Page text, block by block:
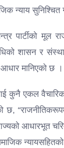
न्याय सुनिश्चित
पार्टीको मूल
शासन र
मानिएको छ ।
कुनै एकल
छ,
आधारभूत